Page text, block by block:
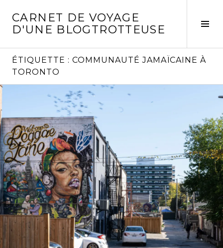
contenu
CARNET DE VOYAGE
D'UNE BLOGTROTTEUSE
ÉTIQUETTE : COMMUNAUTÉ JAMAÏCAINE À
TORONTO